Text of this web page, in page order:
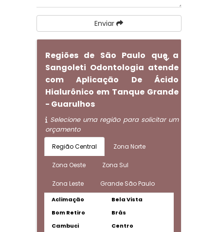
Enviar
Regiões de São Paulo que a
Sangoleti Odontologia atende
com Aplicação De Ácido
Hialurônico em Tanque Grande
- Guarulhos
Selecione uma região para solicitar um
orçamento
Região Central Zona Norte
Zona Oeste Zona Sul
Zona Leste Grande São Paulo
Aclimação
Bela Vista
Bom Retiro
Brás
Cambuci
Centro